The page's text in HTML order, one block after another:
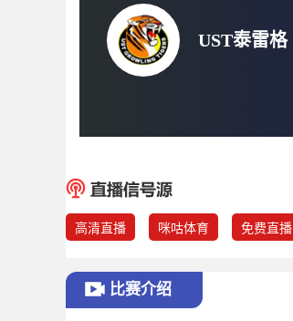
UST泰雷格
高清直播 咪咕体育 免费直播
比赛介绍